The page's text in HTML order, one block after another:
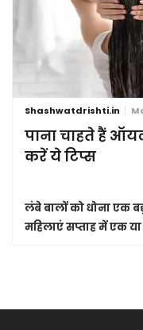
Shashwatdrishti.in
पाना चाहते हैं
करें ये टिप्स
लंबे बालों को धोना एक
महिलाएं सप्ताह में एक या